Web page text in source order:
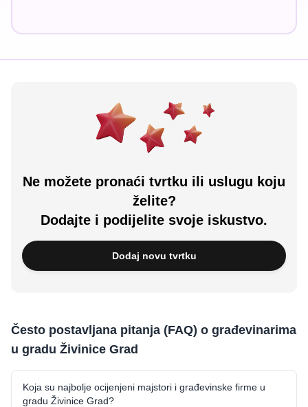
Ne možete pronaći tvrtku ili uslugu koju
želite?
Dodajte i podijelite svoje iskustvo.
Dodaj novu tvrtku
Često postavljana pitanja (FAQ) o građevinarima
u gradu Živinice Grad
Koja su najbolje ocijenjeni majstori i građevinske firme u
gradu Živinice Grad?